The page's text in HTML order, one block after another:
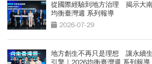
從國際經驗到地方治理 揭示大
均衡臺灣週 系列報導
2026-07-29
地方創生不再只是理想 讓永續